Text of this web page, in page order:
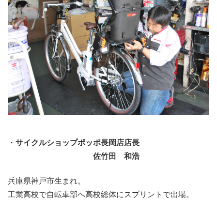
・ サイクルショップポッポ長岡店店長
佐竹田 和浩
兵庫県神戸市生まれ。
工業高校で自転車部へ高校総体にスプリントで出場。